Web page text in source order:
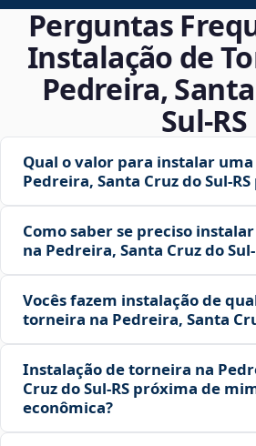
Perguntas
Instalação de
Pedreira,
Sul‑RS
Qual o valor para instalar
Pedreira, Santa Cruz do
Como saber se preciso
na Pedreira, Santa Cruz do
Vocês fazem instalação de
torneira na Pedreira, Santa
Instalação de torneira na
Cruz do Sul‑RS próxima de
econômica?